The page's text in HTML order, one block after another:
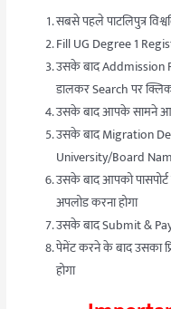
सबसे पहले पाटलिपुत्र
Fill UG Degree 1
उसके बाद Addmission
डालकर Search पर
उसके बाद आपके सामने
उसके बाद Migration
University/Board
उसके बाद आपको पासपोर्ट
अपलोड करना होगा
उसके बाद Submit &
पेमेंट करने के बाद उसका
होगा